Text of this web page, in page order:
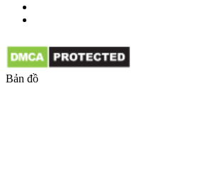
Bản đồ